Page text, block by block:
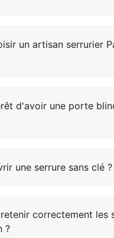
un artisan serrurier
d'avoir une porte
une serrure sans clé ?
correctement les
?